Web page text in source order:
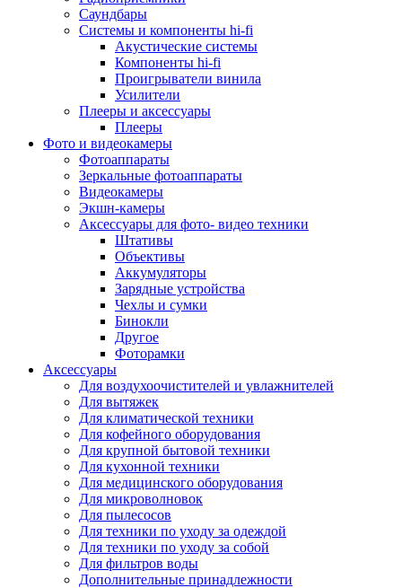
Смартфоны
Планшетные устройства
Смарт-часы
Сотовые телефоны
Планшеты для рисования
Электронные книги
Аксессуары для смартфонов и планшетов
Внешние аккумуляторы
Гарнитуры для телефонов
Держатели и подставки
Док станции
Зарядные устройства
Защитные стекла для смартфонов
Кабели и шлейфы
Моноподы
Пленки для планшетов
Прочие аксессуары для телефонов
Стилусы
Трекеры
Чехлы для планшетов
Чехлы для смартфонов
Аксессуары для смарт-часов
Аксессуары к планшетам для рисования
Офис
Принтеры лазерные
Принтеры струйные
Принтеры матричные
Мфу лазерные
Мфу струйные
Мфу светодиодные
Портативные принтеры
Принтеры для печати наклеек
Копировальные аппараты
Сканеры
Плоттеры
Ламинаторы
Саундбары
Системы и компоненты hi-fi
Акустические системы
Компоненты hi-fi
Проигрыватели винила
Усилители
Плееры и аксессуары
Плееры
Фото и видеокамеры
Фотоаппараты
Зеркальные фотоаппараты
Видеокамеры
Экшн-камеры
Аксессуары для фото- видео техники
Штативы
Объективы
Аккумуляторы
Зарядные устройства
Чехлы и сумки
Бинокли
Другое
Фоторамки
Аксессуары
Для воздухоочистителей и увлажнителей
Для вытяжек
Для климатической техники
Для кофейного оборудования
Для крупной бытовой техники
Для кухонной техники
Для медицинского оборудования
Для микроволновок
Для пылесосов
Для техники по уходу за одеждой
Для техники по уходу за собой
Для фильтров воды
Дополнительные принадлежности